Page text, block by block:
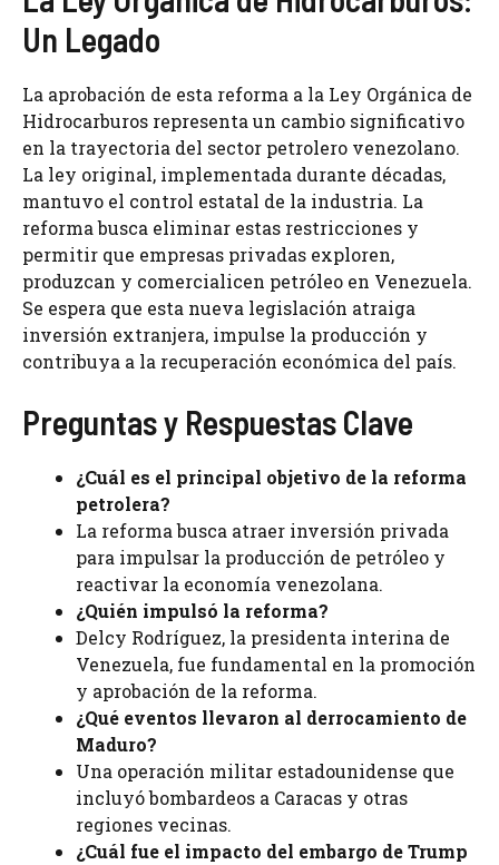
Un Legado
La aprobación de esta reforma a la Ley Orgánica de
Hidrocarburos representa un cambio significativo
en la trayectoria del sector petrolero venezolano.
La ley original, implementada durante décadas,
mantuvo el control estatal de la industria. La
reforma busca eliminar estas restricciones y
permitir que empresas privadas exploren,
produzcan y comercialicen petróleo en Venezuela.
Se espera que esta nueva legislación atraiga
inversión extranjera, impulse la producción y
contribuya a la recuperación económica del país.
Preguntas y Respuestas Clave
¿Cuál es el principal objetivo de la reforma
petrolera?
La reforma busca atraer inversión privada
para impulsar la producción de petróleo y
reactivar la economía venezolana.
¿Quién impulsó la reforma?
Delcy Rodríguez, la presidenta interina de
Venezuela, fue fundamental en la promoción
y aprobación de la reforma.
¿Qué eventos llevaron al derrocamiento de
Maduro?
Una operación militar estadounidense que
incluyó bombardeos a Caracas y otras
regiones vecinas.
¿Cuál fue el impacto del embargo de Trump